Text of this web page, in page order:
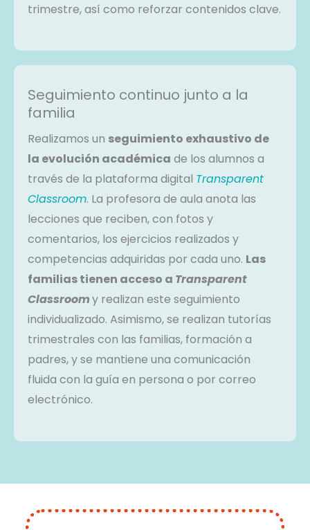
trimestre, así como reforzar contenidos clave.
Seguimiento continuo junto a la
familia
Realizamos un seguimiento exhaustivo de
la evolución académica de los alumnos a
través de la plataforma digital Transparent
Classroom. La profesora de aula anota las
lecciones que reciben, con fotos y
comentarios, los ejercicios realizados y
competencias adquiridas por cada uno. Las
familias tienen acceso a Transparent
Classroomy realizan este seguimiento
individualizado. Asimismo, se realizan tutorías
trimestrales con las familias, formación a
padres, y se mantiene una comunicación
fluida con la guía en persona o por correo
electrónico.